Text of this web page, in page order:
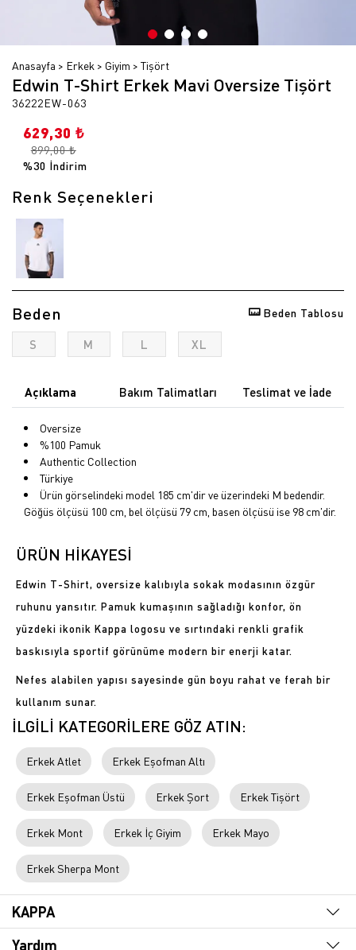
Anasayfa Erkek Giyim Tişört
Edwin T-Shirt Erkek Mavi Oversize Tişört
36222EW-063
629,30 ₺
899,00 ₺
%30 İndirim
Renk Seçenekleri
Beden Beden Tablosu
S M L XL
Açıklama Bakım Talimatları Teslimat ve İade
Oversize
%100 Pamuk
Authentic Collection
Türkiye
Ürün görselindeki model 185 cm'dir ve üzerindeki M bedendir.
Göğüs ölçüsü 100 cm, bel ölçüsü 79 cm, basen ölçüsü ise 98 cm'dir.
ÜRÜN HİKAYESİ
Edwin T-Shirt, oversize kalıbıyla sokak modasının özgür
ruhunu yansıtır. Pamuk kumaşının sağladığı konfor, ön
yüzdeki ikonik Kappa logosu ve sırtındaki renkli grafik
baskısıyla sportif görünüme modern bir enerji katar.
Nefes alabilen yapısı sayesinde gün boyu rahat ve ferah bir
kullanım sunar.
İLGİLİ KATEGORİLERE GÖZ ATIN:
Erkek Atlet Erkek Eşofman Altı
Erkek Eşofman Üstü Erkek Şort Erkek Tişört
Erkek Mont Erkek İç Giyim Erkek Mayo
Erkek Sherpa Mont
KAPPA
Yardım